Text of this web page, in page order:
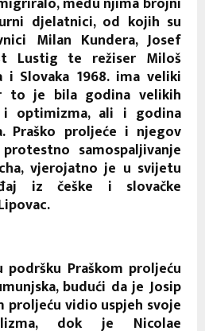
djelatnici, od kojih su
Milan Kundera, Josef
Lustig te režiser Miloš
i Slovaka 1968. ima veliki
to je bila godina velikih
i optimizma, ali i godina
Praško proljeće i njegov
samospaljivanje
vjerojatno je u svijetu
iz češke i slovačke
Praškom proljeću
budući da je Josip
proljeću vidio uspjeh svoje
dok je Nicolae